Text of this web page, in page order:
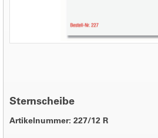
Sternscheibe
Artikelnummer: 227/12 R